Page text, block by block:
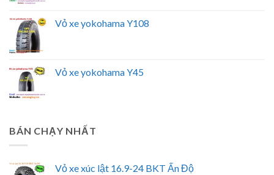
Vỏ xe yokohama Y108
Vỏ xe yokohama Y45
BÁN CHẠY NHẤT
Vỏ xe xúc lật 16.9-24 BKT Ấn Độ